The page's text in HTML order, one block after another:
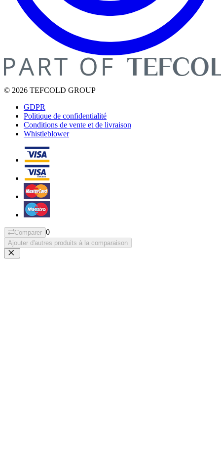
© 2026 TEFCOLD GROUP
GDPR
Politique de confidentialité
Conditions de vente et de livraison
Whistleblower
Comparer 0
Ajouter d'autres produits à la comparaison